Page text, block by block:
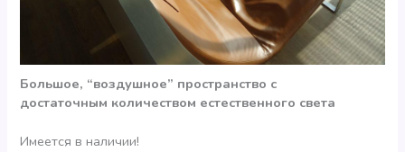
Большое, “воздушное” пространство с
достаточным количеством естественного света
Имеется в наличии!